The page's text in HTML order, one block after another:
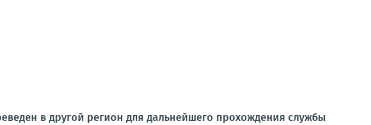
в другой регион для дальнейшего прохождения службы